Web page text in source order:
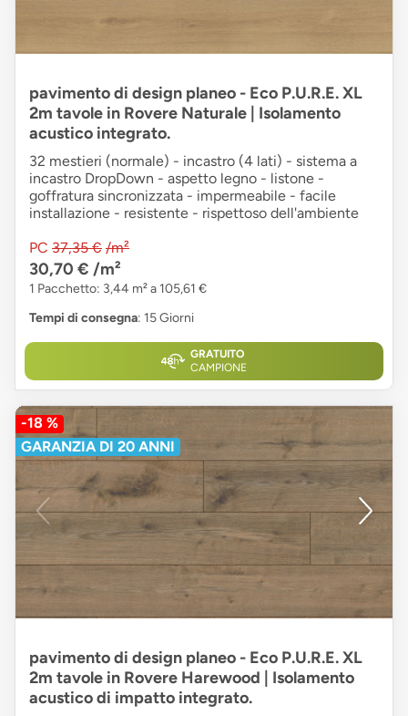
pavimento di design planeo - Eco P.U.R.E. XL
2m tavole in Rovere Naturale | Isolamento
acustico integrato.
32 mestieri (normale) - incastro (4 lati) - sistema a
incastro DropDown - aspetto legno - listone -
goffratura sincronizzata - impermeabile - facile
installazione - resistente - rispettoso dell'ambiente
PC 37,35 € /m²
30,70 € /m²
1 Pacchetto: 3,44 m² a 105,61 €
Tempi di consegna: 15 Giorni
GRATUITO
CAMPIONE
-18 %
GARANZIA DI 20 ANNI
pavimento di design planeo - Eco P.U.R.E. XL
2m tavole in Rovere Harewood | Isolamento
acustico di impatto integrato.